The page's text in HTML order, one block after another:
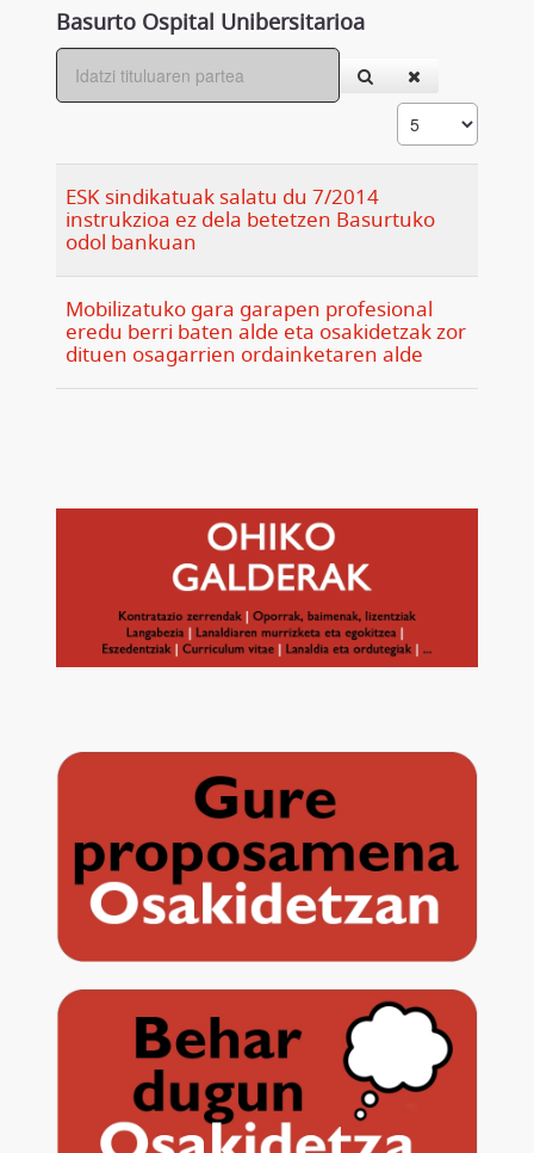
Basurto Ospital Unibersitarioa
ESK sindikatuak salatu du 7/2014
instrukzioa ez dela betetzen Basurtuko
odol bankuan
Mobilizatuko gara garapen profesional
eredu berri baten alde eta osakidetzak zor
dituen osagarrien ordainketaren alde